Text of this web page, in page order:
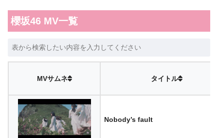
櫻坂46 MV一覧
MVサムネ タイトル
Nobody’s fault